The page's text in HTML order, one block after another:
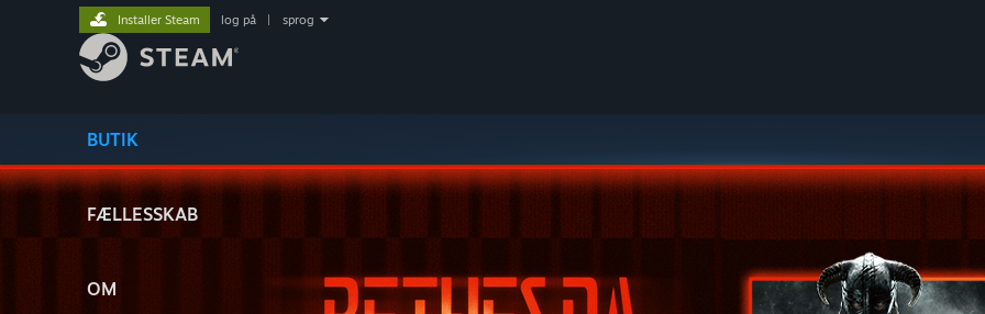
BUTIK
FÆLLESSKAB
OM
Installer Steam log på sprog